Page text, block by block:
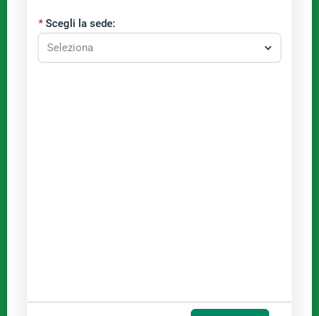
Scegli la sede:
Seleziona